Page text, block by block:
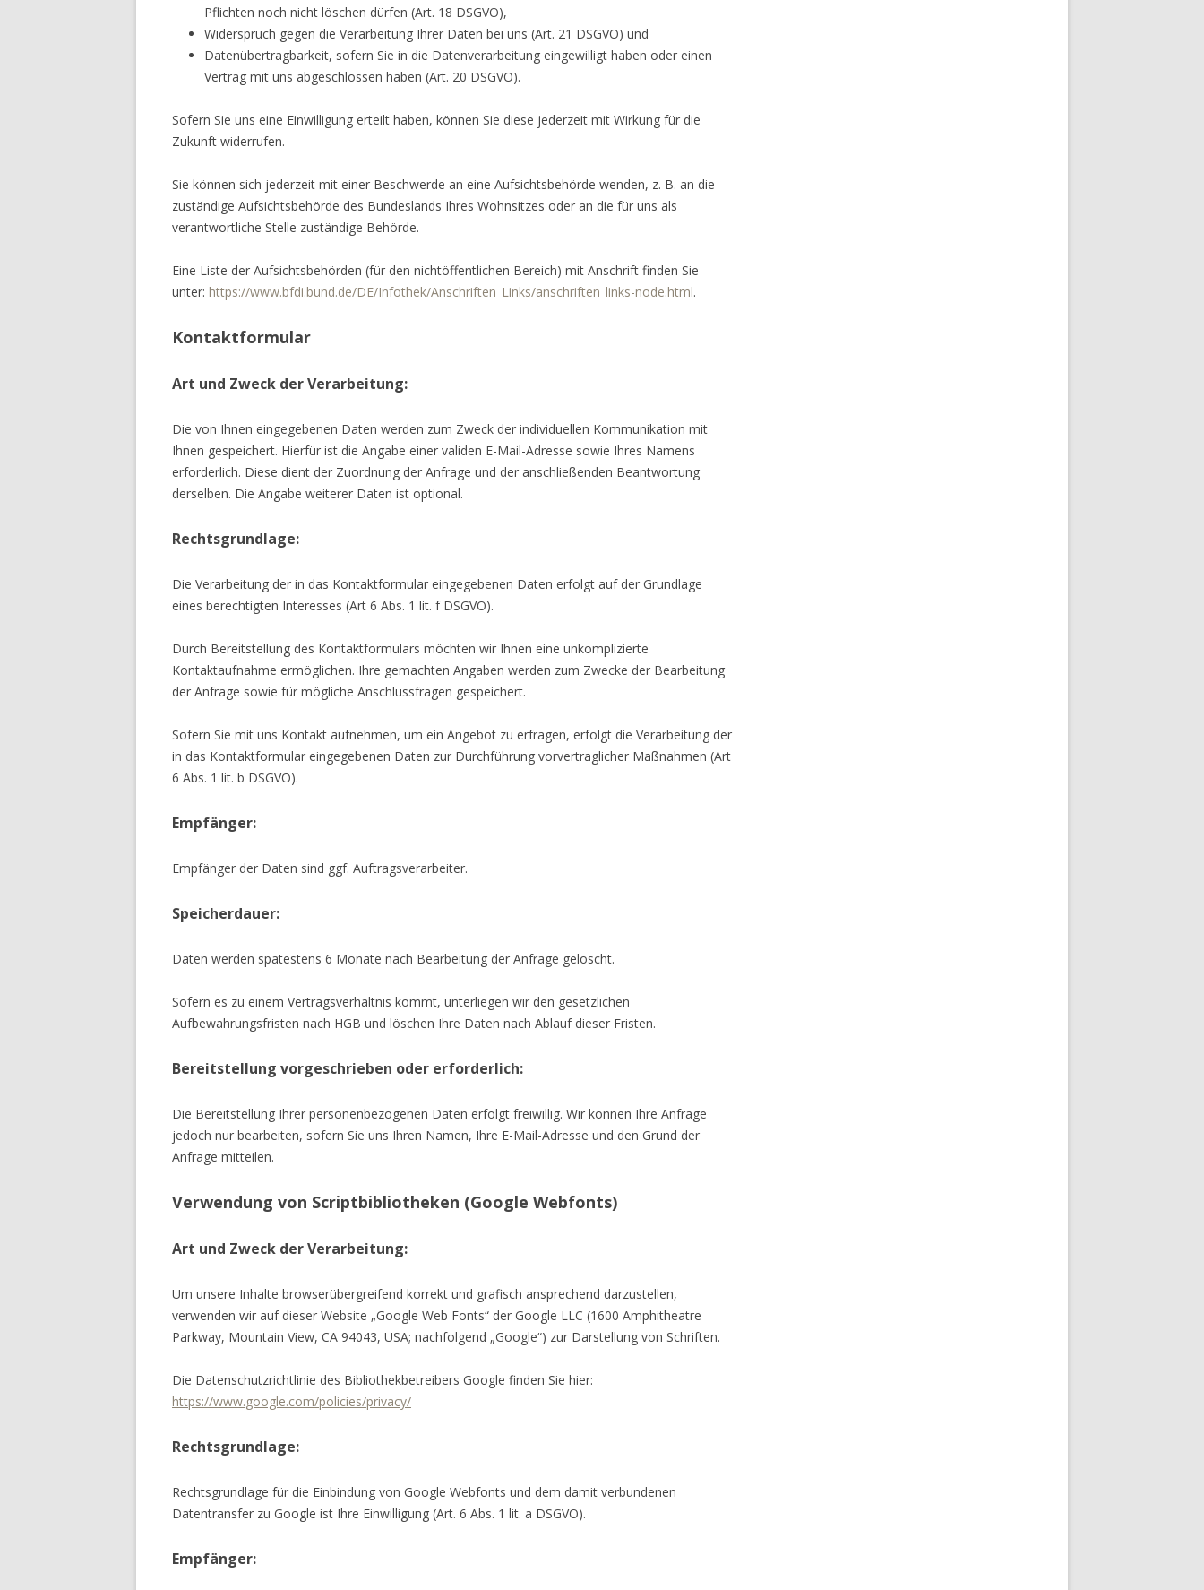
Pflichten noch nicht löschen dürfen (Art. 18 DSGVO),
Widerspruch gegen die Verarbeitung Ihrer Daten bei uns (Art. 21 DSGVO) und
Datenübertragbarkeit, sofern Sie in die Datenverarbeitung eingewilligt haben oder einen
Vertrag mit uns abgeschlossen haben (Art. 20 DSGVO).
Sofern Sie uns eine Einwilligung erteilt haben, können Sie diese jederzeit mit Wirkung für die
Zukunft widerrufen.
Sie können sich jederzeit mit einer Beschwerde an eine Aufsichtsbehörde wenden, z. B. an die
zuständige Aufsichtsbehörde des Bundeslands Ihres Wohnsitzes oder an die für uns als
verantwortliche Stelle zuständige Behörde.
Eine Liste der Aufsichtsbehörden (für den nichtöffentlichen Bereich) mit Anschrift finden Sie
unter: https://www.bfdi.bund.de/DE/Infothek/Anschriften_Links/anschriften_links-node.html.
Kontaktformular
Art und Zweck der Verarbeitung:
Die von Ihnen eingegebenen Daten werden zum Zweck der individuellen Kommunikation mit
Ihnen gespeichert. Hierfür ist die Angabe einer validen E-Mail-Adresse sowie Ihres Namens
erforderlich. Diese dient der Zuordnung der Anfrage und der anschließenden Beantwortung
derselben. Die Angabe weiterer Daten ist optional.
Rechtsgrundlage:
Die Verarbeitung der in das Kontaktformular eingegebenen Daten erfolgt auf der Grundlage
eines berechtigten Interesses (Art 6 Abs. 1 lit. f DSGVO).
Durch Bereitstellung des Kontaktformulars möchten wir Ihnen eine unkomplizierte
Kontaktaufnahme ermöglichen. Ihre gemachten Angaben werden zum Zwecke der Bearbeitung
der Anfrage sowie für mögliche Anschlussfragen gespeichert.
Sofern Sie mit uns Kontakt aufnehmen, um ein Angebot zu erfragen, erfolgt die Verarbeitung der
in das Kontaktformular eingegebenen Daten zur Durchführung vorvertraglicher Maßnahmen (Art
6 Abs. 1 lit. b DSGVO).
Empfänger:
Empfänger der Daten sind ggf. Auftragsverarbeiter.
Speicherdauer:
Daten werden spätestens 6 Monate nach Bearbeitung der Anfrage gelöscht.
Sofern es zu einem Vertragsverhältnis kommt, unterliegen wir den gesetzlichen
Aufbewahrungsfristen nach HGB und löschen Ihre Daten nach Ablauf dieser Fristen.
Bereitstellung vorgeschrieben oder erforderlich:
Die Bereitstellung Ihrer personenbezogenen Daten erfolgt freiwillig. Wir können Ihre Anfrage
jedoch nur bearbeiten, sofern Sie uns Ihren Namen, Ihre E-Mail-Adresse und den Grund der
Anfrage mitteilen.
Verwendung von Scriptbibliotheken (Google Webfonts)
Art und Zweck der Verarbeitung:
Um unsere Inhalte browserübergreifend korrekt und grafisch ansprechend darzustellen,
verwenden wir auf dieser Website „Google Web Fonts“ der Google LLC (1600 Amphitheatre
Parkway, Mountain View, CA 94043, USA; nachfolgend „Google“) zur Darstellung von Schriften.
Die Datenschutzrichtlinie des Bibliothekbetreibers Google finden Sie hier:
https://www.google.com/policies/privacy/
Rechtsgrundlage:
Rechtsgrundlage für die Einbindung von Google Webfonts und dem damit verbundenen
Datentransfer zu Google ist Ihre Einwilligung (Art. 6 Abs. 1 lit. a DSGVO).
Empfänger: